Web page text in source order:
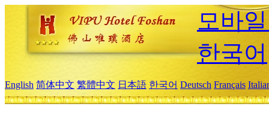
모바
한국어
English 简体中文 繁體中文 日本語 한국어 Deutsch Français